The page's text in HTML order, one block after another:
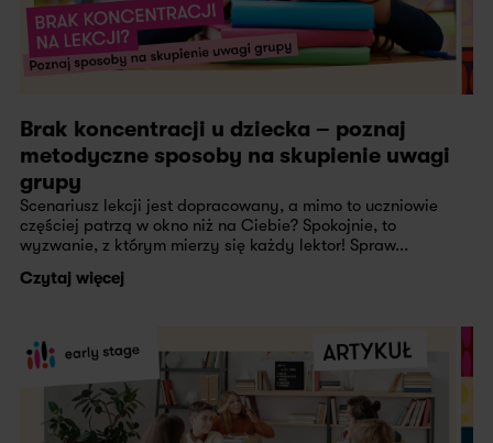
Brak koncentracji u dziecka – poznaj
metodyczne sposoby na skupienie uwagi
grupy
Scenariusz lekcji jest dopracowany, a mimo to uczniowie
częściej patrzą w okno niż na Ciebie? Spokojnie, to
wyzwanie, z którym mierzy się każdy lektor! Spraw...
Czytaj więcej